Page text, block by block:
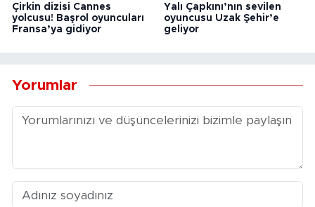
Çirkin dizisi Cannes
yolcusu! Başrol oyuncuları
Fransa’ya gidiyor
Yalı Çapkını’nın sevilen
oyuncusu Uzak Şehir’e
geliyor
Yorumlar